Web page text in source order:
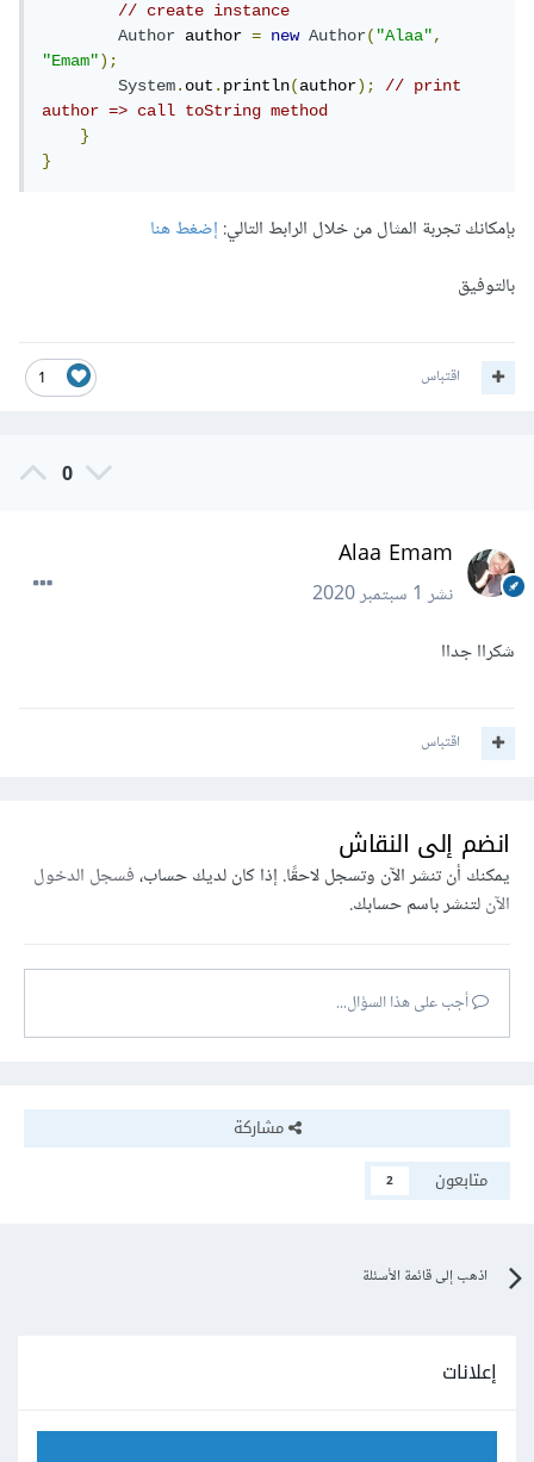
// create instance
Author author = new Author("Alaa",
"Emam");
System.out.println(author);
// print
author => call toString method
}
}
بإمكانك تجربة المثال من خلال الرابط التالي: إضغط هنا
بالتوفيق
1 اقتباس
0
Alaa Emam
نشر1 سبتمبر 2020
شكراا جداا
اقتباس
انضم إلى النقاش
يمكنك أن تنشر الآن وتسجل لاحقًا. إذا كان لديك حساب،فسجل الدخول
الآنلتنشر باسم حسابك.
أجب على هذا السؤال...
مشاركة
متابعون
2
اذهب إلى قائمة الأسئلة
إعلانات